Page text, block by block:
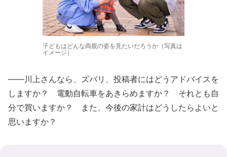
子どもはどんな両親の姿を見たいだろうか（写真は
イメージ）
――川上さんなら、ズバリ、投稿者にはどうアドバイスを
しますか？ 電動自転車をあきらめますか？ それとも自
分で買いますか？ また、今後の家計はどうしたらよいと
思いますか？